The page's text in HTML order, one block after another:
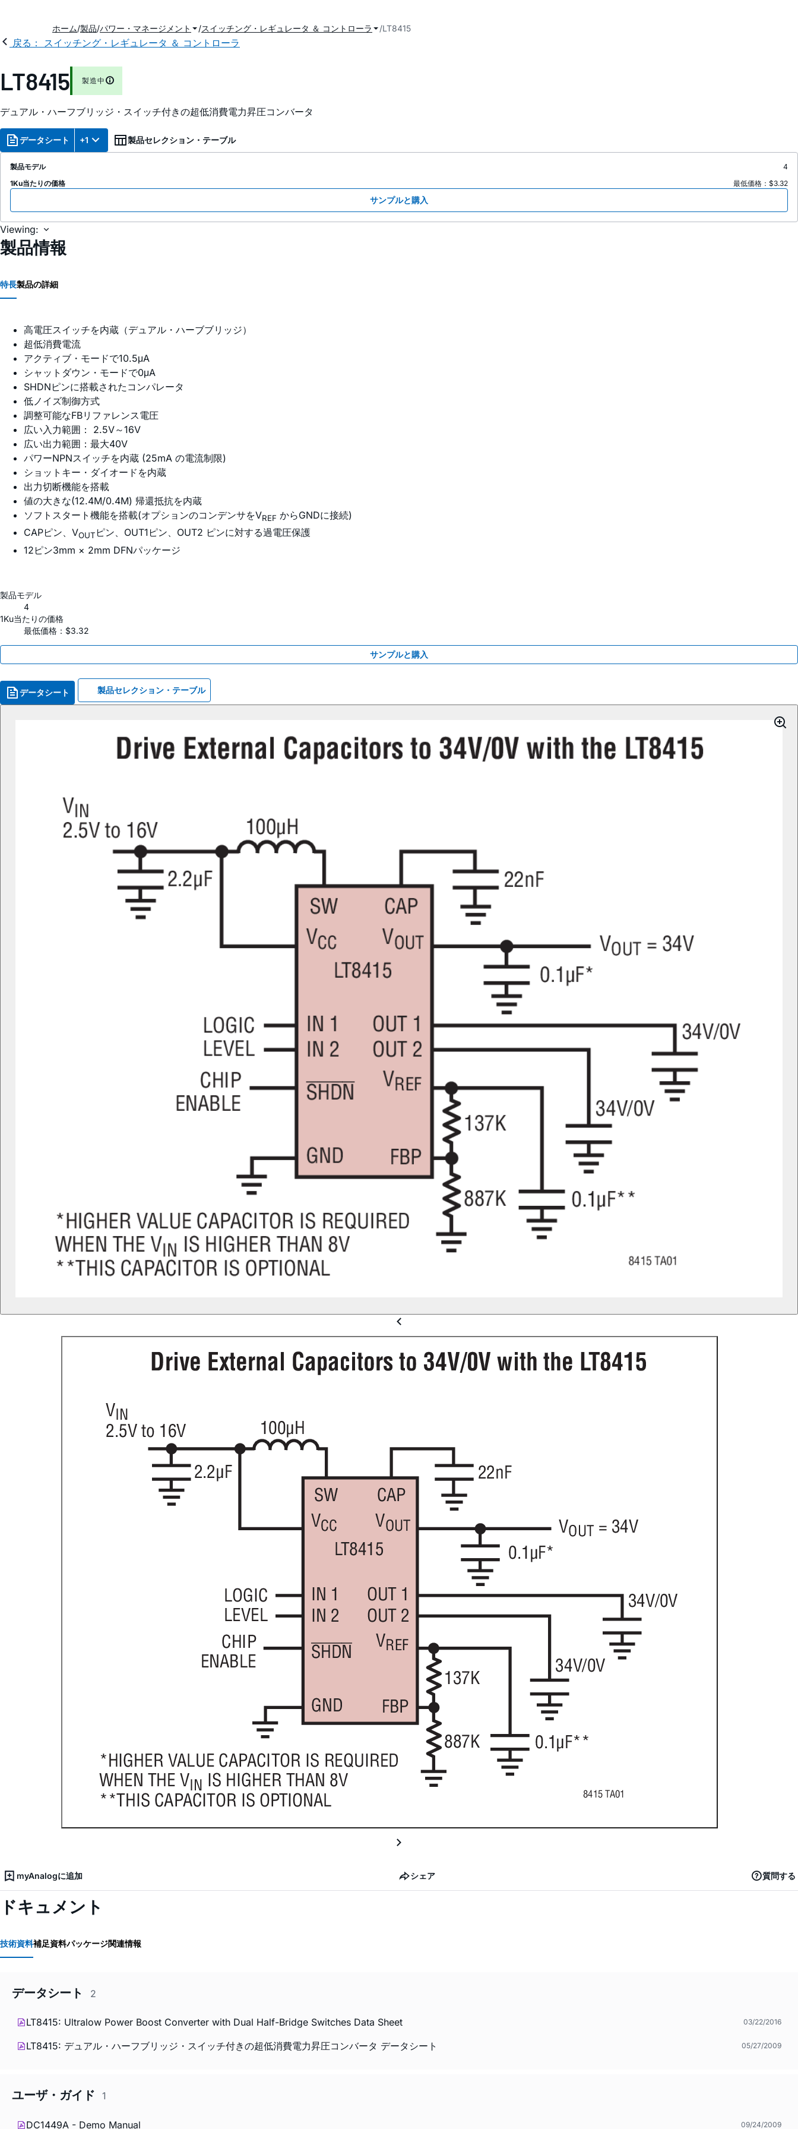
ホーム 製品 パワー・マネージメント スイッチング・レギュレータ ＆ コントローラ LT8415
戻る： スイッチング・レギュレータ ＆ コントローラ
LT8415 製造中
デュアル・ハーフブリッジ・スイッチ付きの超低消費電力昇圧コンバータ
データシート +1 製品セレクション・テーブル
製品モデル
4
1Ku当たりの価格
最低価格：$3.32
サンプルと購入
Viewing:
製品情報
特長製品の詳細
高電圧スイッチを内蔵（デュアル・ハーブブリッジ）
超低消費電流
アクティブ・モードで10.5μA
シャットダウン・モードで0μA
SHDNピンに搭載されたコンパレータ
低ノイズ制御方式
調整可能なFBリファレンス電圧
広い入力範囲： 2.5V～16V
広い出力範囲：最大40V
パワーNPNスイッチを内蔵 (25mA の電流制限)
ショットキー・ダイオードを内蔵
出力切断機能を搭載
値の大きな(12.4M/0.4M) 帰還抵抗を内蔵
ソフトスタート機能を搭載(オプションのコンデンサをVREF からGNDに接続)
CAPピン、VOUT ピン、OUT1ピン、OUT2 ピンに対する過電圧保護
12ピン3mm × 2mm DFNパッケージ
製品モデル
4
1Ku当たりの価格
最低価格：$3.32
サンプルと購入
データシート 製品セレクション・テーブル
myAnalogに追加 シェア 質問する
ドキュメント
技術資料補足資料パッケージ関連情報
データシート 2
LT8415: Ultralow Power Boost Converter with Dual Half-Bridge Switches Data Sheet 03/22/2016
LT8415: デュアル・ハーフブリッジ・スイッチ付きの超低消費電力昇圧コンバータ データシート 05/27/2009
ユーザ・ガイド 1
DC1449A - Demo Manual 09/24/2009